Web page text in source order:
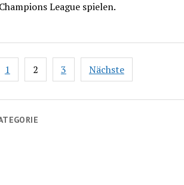
League spielen.
1 2 3 Nächste